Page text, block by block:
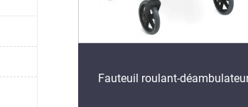
Fauteuil roulant-